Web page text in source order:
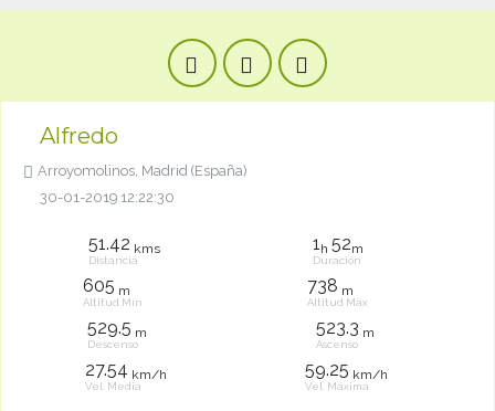
Alfredo
Arroyomolinos, Madrid (España)
30-01-2019 12:22:30
51.42 kms
Distancia
1h 52m
Duración
605 m
Altitud Mín
738 m
Altitud Máx
529.5 m
Descenso
523.3 m
Ascenso
27.54 km/h
Vel. Media
59.25 km/h
Vel. Máxima